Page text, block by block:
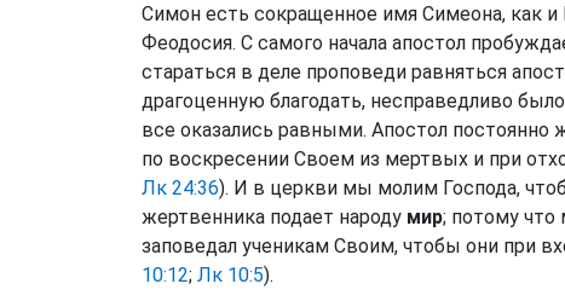
Симон есть сокращенное имя Симеона, как
Феодосия. С самого начала апостол
стараться в деле проповеди равняться
драгоценную благодать, несправедливо
все оказались равными. Апостол
по воскресении Своем из мертвых и при
Лк 24:36). И в церкви мы молим Господа,
жертвенника подает народу мир; потому что
заповедал ученикам Своим, чтобы они при
10:12; Лк 10:5).